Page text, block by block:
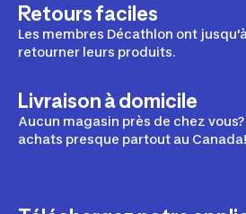
Retours faciles
Les membres Décathlon ont
retourner leurs produits.
Livraison à domicile
Aucun magasin près de chez
achats presque partout au Canada!